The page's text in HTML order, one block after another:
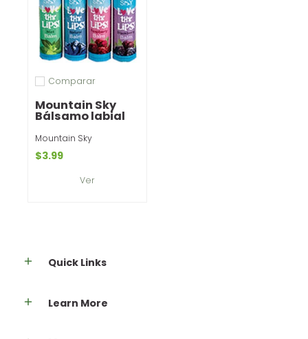
Añadir a comparar
Comparar
Mountain Sky
Bálsamo labial
Mountain Sky
$3.99
Ver
Quick Links
Learn More